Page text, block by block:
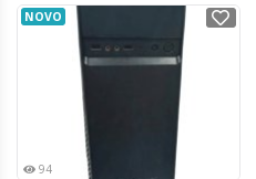
NOVO
94